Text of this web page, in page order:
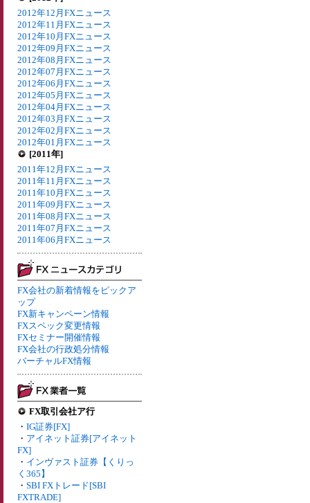
2012年12月FXニュース
2012年11月FXニュース
2012年10月FXニュース
2012年09月FXニュース
2012年08月FXニュース
2012年07月FXニュース
2012年06月FXニュース
2012年05月FXニュース
2012年04月FXニュース
2012年03月FXニュース
2012年02月FXニュース
2012年01月FXニュース
[2011年]
2011年12月FXニュース
2011年11月FXニュース
2011年10月FXニュース
2011年09月FXニュース
2011年08月FXニュース
2011年07月FXニュース
2011年06月FXニュース
FX会社の新着情報をピックア
ップ
FX新キャンペーン情報
FXスペック変更情報
FXセミナー開催情報
FX会社の行政処分情報
バーチャルFX情報
FX取引会社ア行
・ IG証券[FX]
・ アイネット証券[アイネット
FX]
・ インヴァスト証券【くりっ
く365】
・ SBI FXトレード[SBI
FXTRADE]